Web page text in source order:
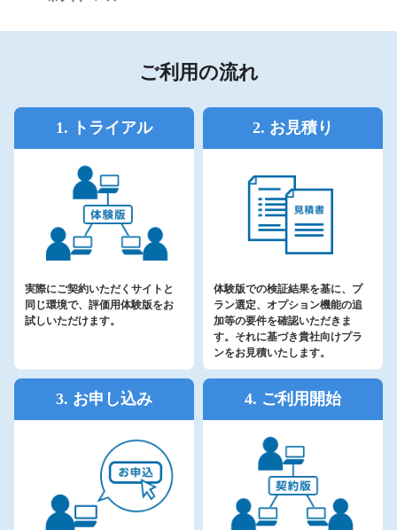
ご利用の流れ
1. トライアル
実際にご契約いただくサイトと
同じ環境で、評価用体験版をお
試しいただけます。
2. お見積り
体験版での検証結果を基に、プ
ラン選定、オプション機能の追
加等の要件を確認いただきま
す。それに基づき貴社向けプラ
ンをお見積いたします。
3. お申し込み 4. ご利用開始